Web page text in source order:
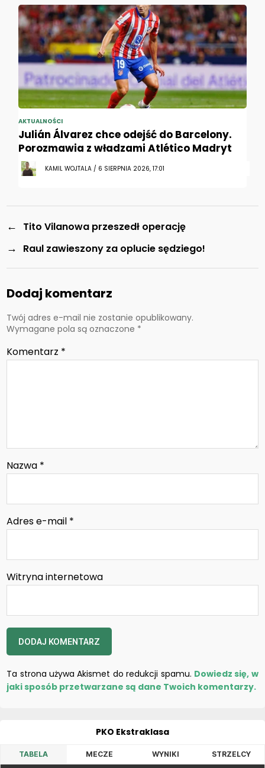
AKTUALNOŚCI
Julián Álvarez chce odejść do Barcelony.
Porozmawia z władzami Atlético Madryt
KAMIL WOJTALA / 6 SIERPNIA 2026, 17:01
← Tito Vilanowa przeszedł operację
→ Raul zawieszony za oplucie sędziego!
Dodaj komentarz
Twój adres e-mail nie zostanie opublikowany.
Wymagane pola są oznaczone *
Komentarz *
Nazwa *
Adres e-mail *
Witryna internetowa
Ta strona używa Akismet do redukcji spamu. Dowiedz się, w
jaki sposób przetwarzane są dane Twoich komentarzy.
PKO Ekstraklasa
TABELA MECZE WYNIKI STRZELCY